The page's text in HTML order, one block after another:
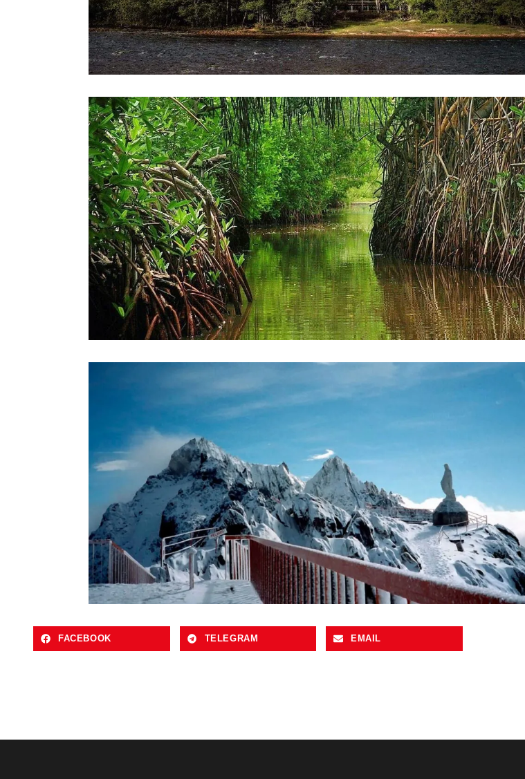
FACEBOOK TELEGRAM EMAIL